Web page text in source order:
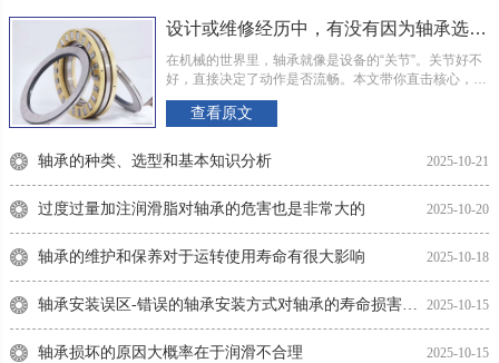
防沉杂质进入轴承内或不均匀的加热，油箱中必须有温度计，严格控
制油温不得超过100℃，以防止发生回火效应，使套圈的硬度降低。
保持架
深沟球轴承一般采用钢板冲压保持架或黄铜实体保持架。当外径小于
400毫米时，采用钢板冲压保持架不加后置代号，当外径大于400毫米
时多用黄铜实体保持架不加后置代号。
注意事项
深沟球轴承，运转中轴承载荷过小，会使球与滚道之间产生滑动，成
为擦伤的起因。特别是球和保持架重量大的大型深沟球轴承有这种倾
向。在很多情况下，轴承会发生锈蚀现象，导致轴承锈蚀的原因有很
设计或维修经历中，有没有因为轴承选型或安装不当而印象深刻的“翻车”现场？
在机械的世界里，轴承就像是设备的“关节”。关节好不
好，直接决定了动作是否流畅。本文带你直击核心，从
受力本质入手，把四类常用轴承的选型方法给你讲透。
一、 理解根基：轴承到底…
查看原文
轴承的种类、选型和基本知识分析 2025-10-21
过度过量加注润滑脂对轴承的危害也是非常大的 2025-10-20
轴承的维护和保养对于运转使用寿命有很大影响 2025-10-18
轴承安装误区-错误的轴承安装方式对轴承的寿命损害是不可估量的 2025-10-15
轴承损坏的原因大概率在于润滑不合理 2025-10-15